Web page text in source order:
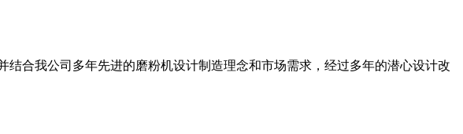
合我公司多年先进的磨粉机设计制造理念和市场需求，经过多年的潜心设计改